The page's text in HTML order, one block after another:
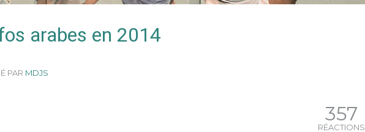
arabes en 2014
PAR MDJS
357
RÉACTIONS